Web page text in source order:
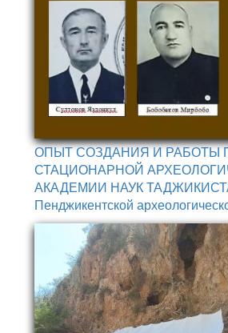
ОПЫТ СОЗДАНИЯ И РАБОТЫ
СТАЦИОНАРНОЙ
АКАДЕМИИ НАУК
Пенджикентской